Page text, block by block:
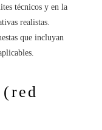
técnicos y en la
realistas.
que incluyan